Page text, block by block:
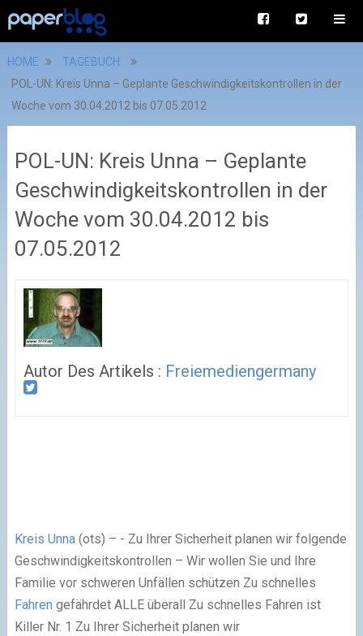
HOME
TAGEBUCH
POL-UN: Kreis Unna – Geplante Geschwindigkeitskontrollen in der
Woche vom 30.04.2012 bis 07.05.2012
POL-UN: Kreis Unna – Geplante
Geschwindigkeitskontrollen in der
Woche vom 30.04.2012 bis
07.05.2012
Autor Des Artikels : Freiemediengermany
Kreis Unna(ots) – - Zu Ihrer Sicherheit planen wir folgende
Geschwindigkeitskontrollen – Wir wollen Sie und Ihre
Familie vor schweren Unfällen schützen Zu schnelles
Fahren gefährdet ALLE überall Zu schnelles Fahren ist
Killer Nr. 1 Zu Ihrer Sicherheit planen wir